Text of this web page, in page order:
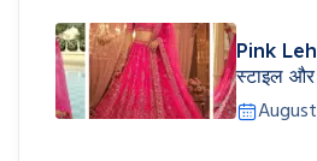
Pink
स्टाइल